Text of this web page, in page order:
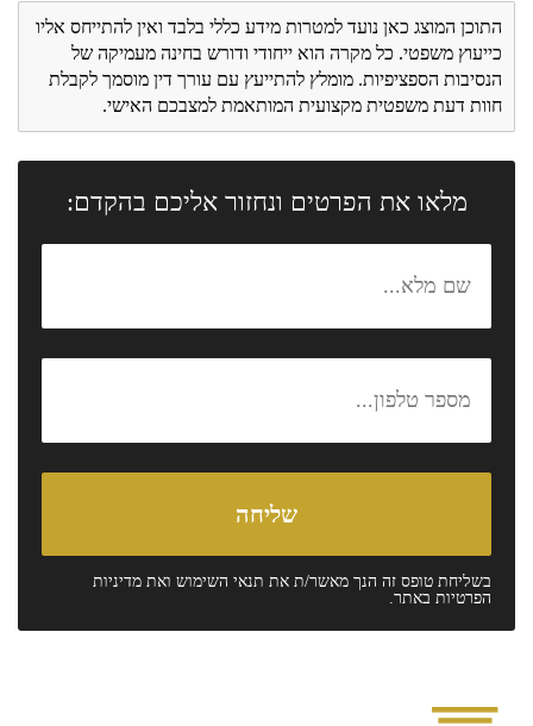
התוכן המוצג כאן נועד למטרות מידע כללי בלבד ואין להתייחס אליו
כייעוץ משפטי. כל מקרה הוא ייחודי ודורש בחינה מעמיקה של
הנסיבות הספציפיות. מומלץ להתייעץ עם עורך דין מוסמך לקבלת
חוות דעת משפטית מקצועית המותאמת למצבכם האישי.
מלאו את הפרטים ונחזור אליכם בהקדם:
בשליחת טופס זה הנך מאשר/ת את תנאי השימוש ואת מדיניות
הפרטיות באתר.